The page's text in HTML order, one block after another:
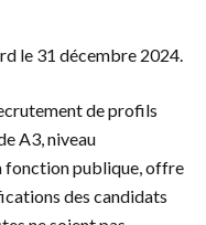
le 31 décembre 2024.
de profils
A3, niveau
fonction publique, offre
des candidats